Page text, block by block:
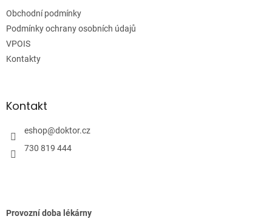
Obchodní podmínky
Podmínky ochrany osobních údajů
VPOIS
Kontakty
Kontakt
eshop@doktor.cz
730 819 444
Provozní doba lékárny